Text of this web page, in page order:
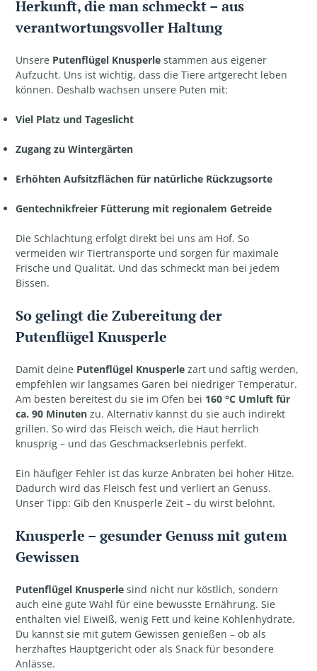
Herkunft, die man schmeckt – aus
verantwortungsvoller Haltung
Unsere Putenflügel Knusperle stammen aus eigener
Aufzucht. Uns ist wichtig, dass die Tiere artgerecht leben
können. Deshalb wachsen unsere Puten mit:
Viel Platz und Tageslicht
Zugang zu Wintergärten
Erhöhten Aufsitzflächen für natürliche Rückzugsorte
Gentechnikfreier Fütterung mit regionalem Getreide
Die Schlachtung erfolgt direkt bei uns am Hof. So
vermeiden wir Tiertransporte und sorgen für maximale
Frische und Qualität. Und das schmeckt man bei jedem
Bissen.
So gelingt die Zubereitung der
Putenflügel Knusperle
Damit deine Putenflügel Knusperle zart und saftig werden,
empfehlen wir langsames Garen bei niedriger Temperatur.
Am besten bereitest du sie im Ofen bei 160 °C Umluft für
ca. 90 Minuten zu. Alternativ kannst du sie auch indirekt
grillen. So wird das Fleisch weich, die Haut herrlich
knusprig – und das Geschmackserlebnis perfekt.
Ein häufiger Fehler ist das kurze Anbraten bei hoher Hitze.
Dadurch wird das Fleisch fest und verliert an Genuss.
Unser Tipp: Gib den Knusperle Zeit – du wirst belohnt.
Knusperle – gesunder Genuss mit gutem
Gewissen
Putenflügel Knusperle sind nicht nur köstlich, sondern
auch eine gute Wahl für eine bewusste Ernährung. Sie
enthalten viel Eiweiß, wenig Fett und keine Kohlenhydrate.
Du kannst sie mit gutem Gewissen genießen – ob als
herzhaftes Hauptgericht oder als Snack für besondere
Anlässe.